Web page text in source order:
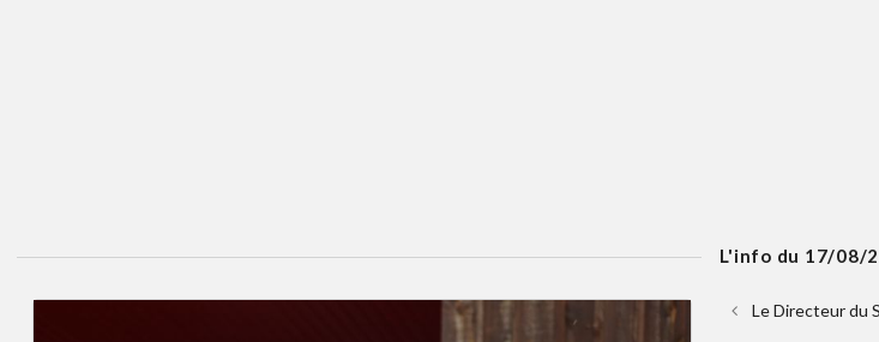
L'info du 17/08/
Le Directeur du